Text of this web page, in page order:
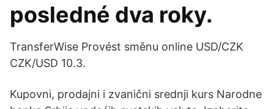
posledné dva roky.
TransferWise Provést směnu online USD/CZK
CZK/USD 10.3.
Kupovni, prodajni i zvanični srednji kurs Narodne